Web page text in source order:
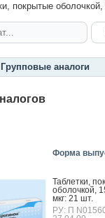
покрытые
Групповые аналоги
Форма
Таб­летки,
обо­лоч­кой,
мкг: 21 шт.
РУ: П